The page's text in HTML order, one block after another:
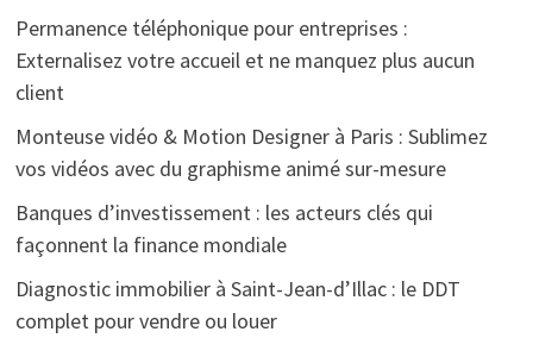
Permanence téléphonique pour entreprises :
Externalisez votre accueil et ne manquez plus aucun
client
Monteuse vidéo & Motion Designer à Paris : Sublimez
vos vidéos avec du graphisme animé sur-mesure
Banques d’investissement : les acteurs clés qui
façonnent la finance mondiale
Diagnostic immobilier à Saint-Jean-d’Illac : le DDT
complet pour vendre ou louer